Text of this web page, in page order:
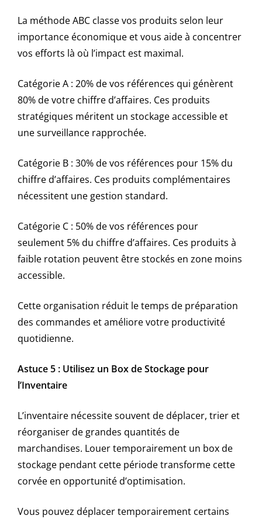
La méthode ABC classe vos produits selon leur
importance économique et vous aide à concentrer
vos efforts là où l’impact est maximal.
Catégorie A : 20% de vos références qui génèrent
80% de votre chiffre d’affaires. Ces produits
stratégiques méritent un stockage accessible et
une surveillance rapprochée.
Catégorie B : 30% de vos références pour 15% du
chiffre d’affaires. Ces produits complémentaires
nécessitent une gestion standard.
Catégorie C : 50% de vos références pour
seulement 5% du chiffre d’affaires. Ces produits à
faible rotation peuvent être stockés en zone moins
accessible.
Cette organisation réduit le temps de préparation
des commandes et améliore votre productivité
quotidienne.
Astuce 5 : Utilisez un Box de Stockage pour
l’Inventaire
L’inventaire nécessite souvent de déplacer, trier et
réorganiser de grandes quantités de
marchandises. Louer temporairement un box de
stockage pendant cette période transforme cette
corvée en opportunité d’optimisation.
Vous pouvez déplacer temporairement certains